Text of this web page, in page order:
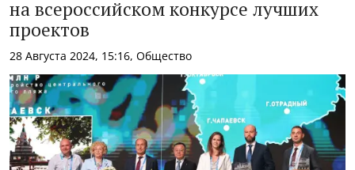
на всероссийском конкурсе лучших
проектов
28 Августа 2024, 15:16, Общество